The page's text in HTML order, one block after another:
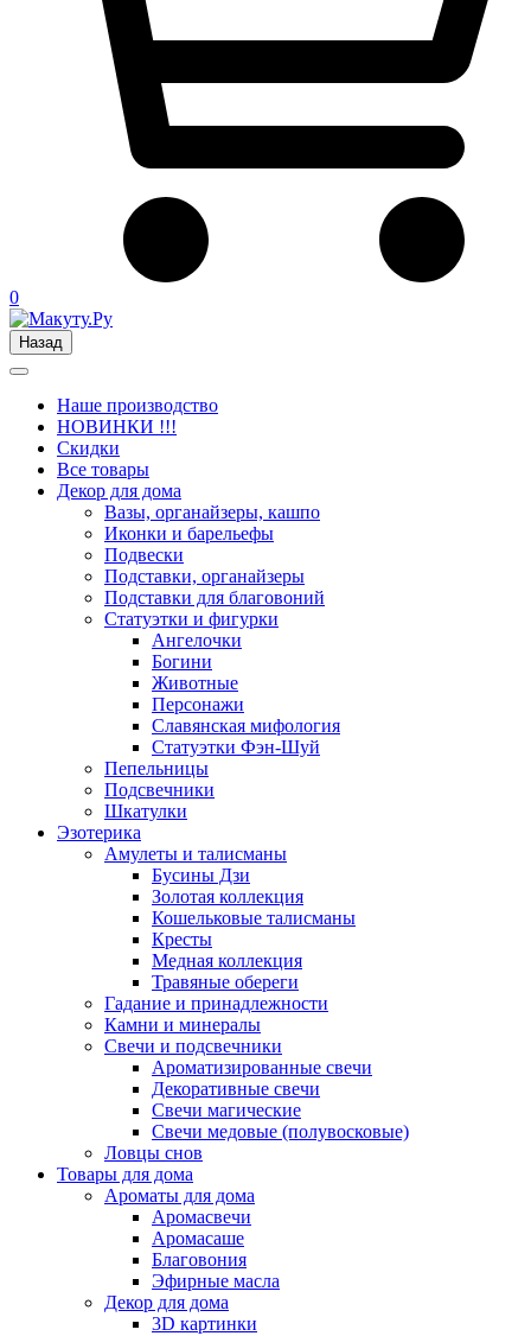
0
Назад
Наше производство
НОВИНКИ !!!
Скидки
Все товары
Декор для дома
Вазы, органайзеры, кашпо
Иконки и барельефы
Подвески
Подставки, органайзеры
Подставки для благовоний
Статуэтки и фигурки
Ангелочки
Богини
Животные
Персонажи
Славянская мифология
Статуэтки Фэн-Шуй
Пепельницы
Подсвечники
Шкатулки
Эзотерика
Амулеты и талисманы
Бусины Дзи
Золотая коллекция
Кошельковые талисманы
Кресты
Медная коллекция
Травяные обереги
Гадание и принадлежности
Камни и минералы
Свечи и подсвечники
Ароматизированные свечи
Декоративные свечи
Свечи магические
Свечи медовые (полувосковые)
Ловцы снов
Товары для дома
Ароматы для дома
Аромасвечи
Аромасаше
Благовония
Эфирные масла
Декор для дома
3D картинки